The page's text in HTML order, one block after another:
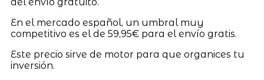
del envío gratuito.
En el mercado español, un umbral muy
competitivo es el de 59,95€ para el envío gratis.
Este precio sirve de motor para que organices tu
inversión.